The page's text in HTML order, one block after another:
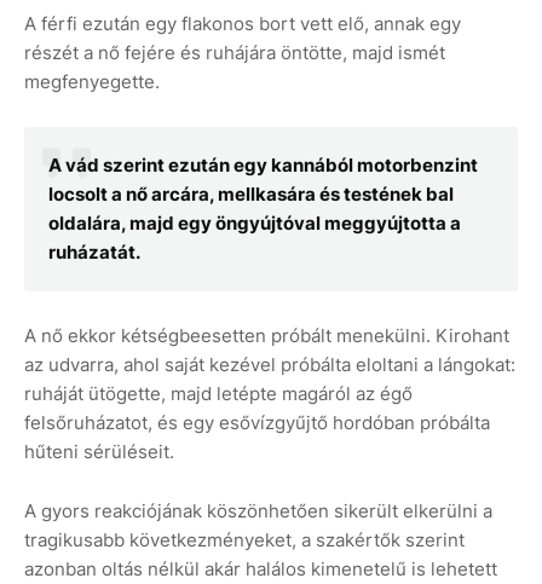
A férfi ezután egy flakonos bort vett elő, annak egy
részét a nő fejére és ruhájára öntötte, majd ismét
megfenyegette.
A vád szerint ezután egy kannából motorbenzint
locsolt a nő arcára, mellkasára és testének bal
oldalára, majd egy öngyújtóval meggyújtotta a
ruházatát.
A nő ekkor kétségbeesetten próbált menekülni. Kirohant
az udvarra, ahol saját kezével próbálta eloltani a lángokat:
ruháját ütögette, majd letépte magáról az égő
felsőruházatot, és egy esővízgyűjtő hordóban próbálta
hűteni sérüléseit.
A gyors reakciójának köszönhetően sikerült elkerülni a
tragikusabb következményeket, a szakértők szerint
azonban oltás nélkül akár halálos kimenetelű is lehetett